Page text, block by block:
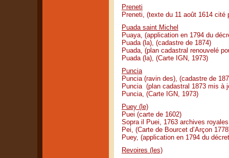
Preneti
Preneti, (texte du 11 août 1614 cité
Puada saint Michel
Puaya, (application en 1794 du
Puada (la), (cadastre de 1874)
Puada, (plan cadastral renouvelé
Puada (la), (Carte IGN, 1973)
Puncia
Puncia (ravin des), (cadastre de
Puncia (plan cadastral 1873 mis à
Puncia, (Carte IGN, 1973)
Puey (le)
Puei (carte de 1602)
Sopra il Puei, 1763 archives
Pei, (Carte de Bourcet d’Arçon
Puey, (application en 1794 du
Revoires (les)